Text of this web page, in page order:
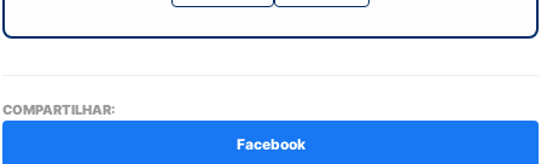
COMPARTILHAR:
Facebook